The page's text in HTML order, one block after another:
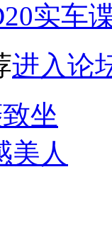
实车
进入论